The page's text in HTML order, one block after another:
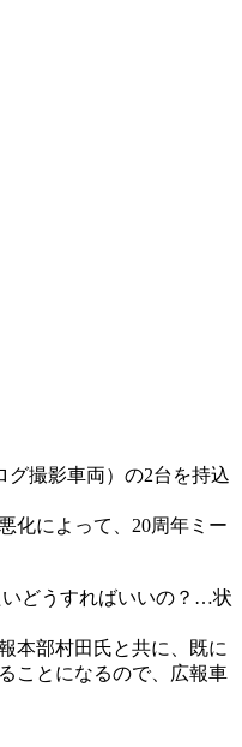
撮影車両）の2台を持込
化によって、20周年ミー
どうすればいいの？…状
本部村田氏と共に、既に
ことになるので、広報車